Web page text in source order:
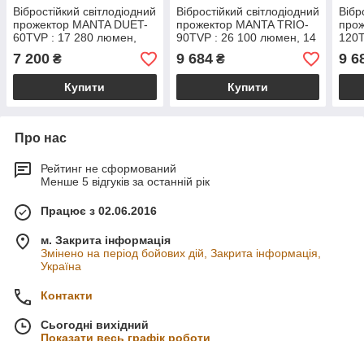
Вібростійкий світлодіодний
прожектор MANTA DUET-
60TVP : 17 280 люмен,
більше ніж 19 000 кандел
7 200 ₴
Купити
Вібростійкий світлодіодний
прожектор MANTA TRIO-
90TVP : 26 100 люмен, 14
000 кандел
9 684₴
Купити
9
Про нас
Рейтинг не сформований
Менше 5 відгуків за останній рік
Працює з 02.06.2016
м. Закрита інформація
Змінено на період бойових дій, Закрита інформація,
Україна
Контакти
Сьогодні вихідний
Показати весь графік роботи